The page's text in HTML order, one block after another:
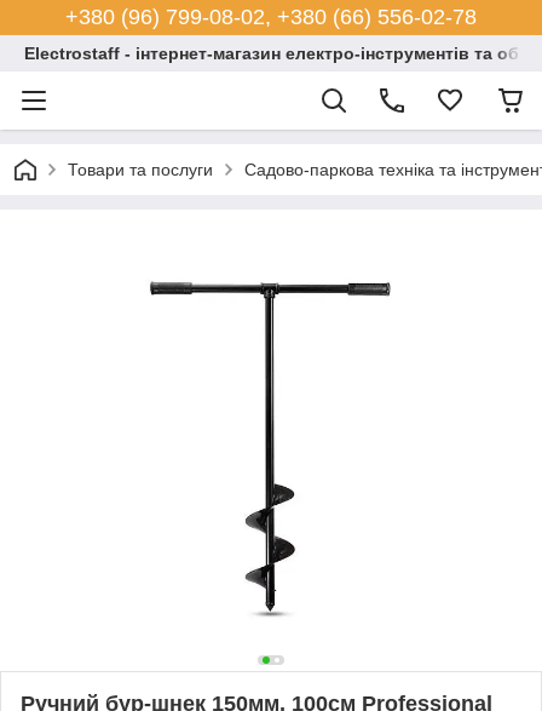
+380 (96) 799-08-02, +380 (66) 556-02-78
Electrostaff - інтернет-магазин електро-інструментів та
Товари та послуги Садово-паркова техніка та
Ручний бур-шнек 150мм, 100см Professional